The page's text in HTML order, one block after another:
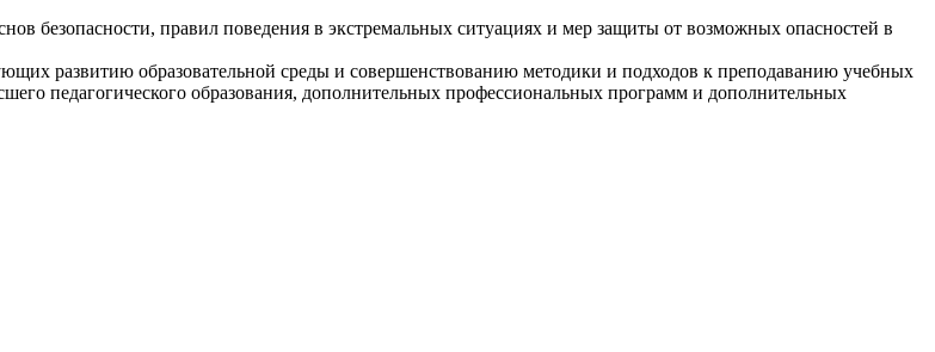
безопасности, правил поведения в экстремальных ситуациях и мер защиты от возможных опасностей в
развитию образовательной среды и совершенствованию методики и подходов к преподаванию учебных
педагогического образования, дополнительных профессиональных программ и дополнительных